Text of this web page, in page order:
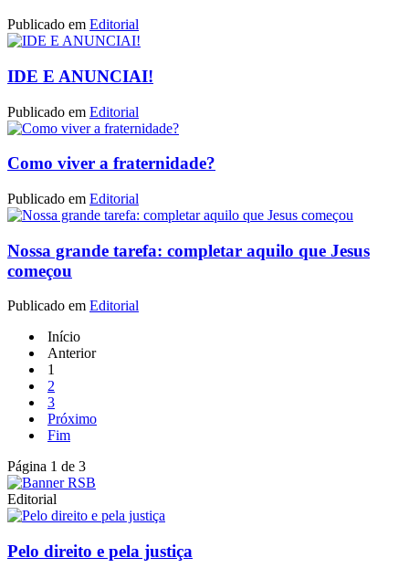
Publicado em Editorial
IDE E ANUNCIAI!
Publicado em Editorial
Como viver a fraternidade?
Publicado em Editorial
Nossa grande tarefa: completar aquilo que Jesus
começou
Publicado em Editorial
Início
Anterior
1
2
3
Próximo
Fim
Página 1 de 3
Editorial
Pelo direito e pela justiça